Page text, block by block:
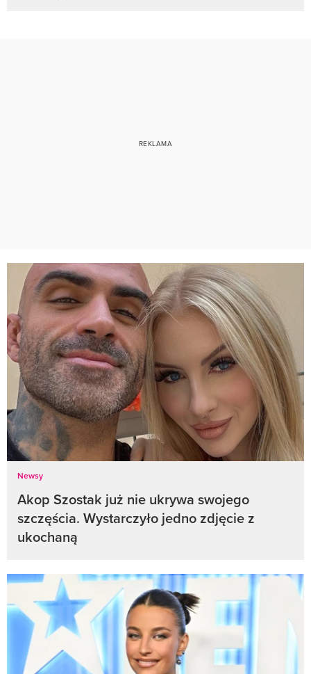
Newsy
Akop Szostak już nie ukrywa swojego
szczęścia. Wystarczyło jedno zdjęcie z
ukochaną